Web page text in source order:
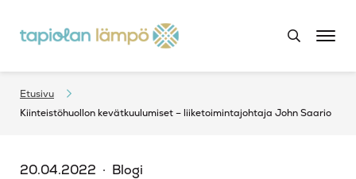
Etusivu
Kiinteistöhuollon kevätkuulumiset – liiketoimintajohtaja John Saario
20.04.2022 Blogi